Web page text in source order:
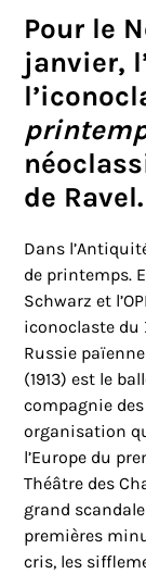
Pour le
janvier,
de Ravel.
Dans
de printemps.
Schwarz et
iconoclaste du
Russie
(1913) est le
compagnie
organisation
l’Europe du
Théâtre des
grand
premières
cris, les